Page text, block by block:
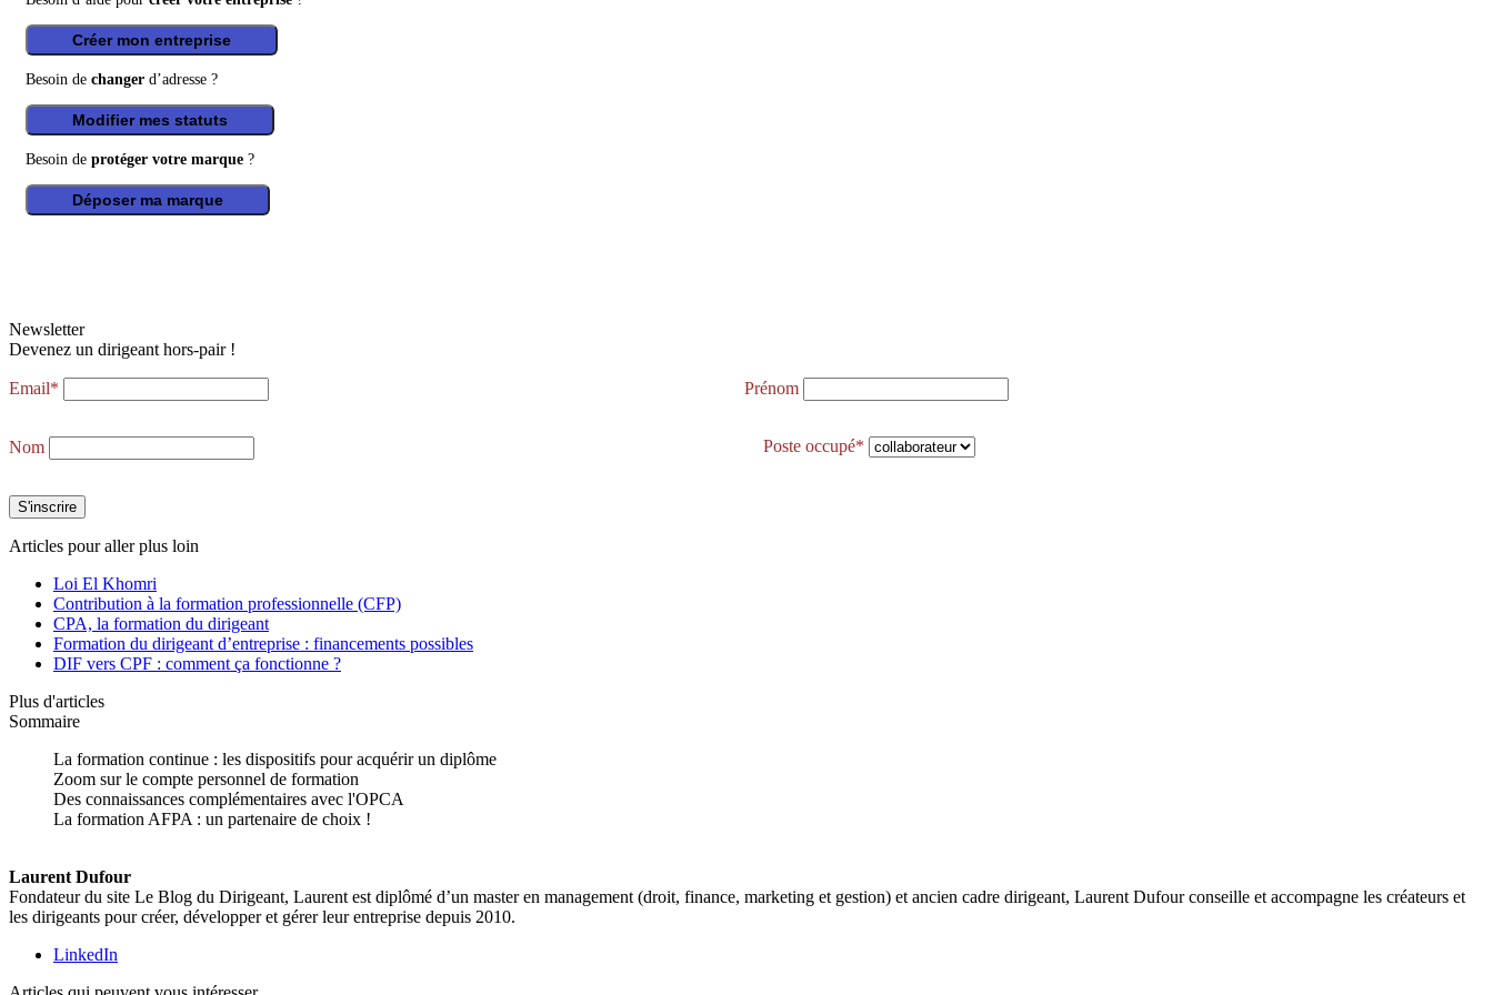
Créer mon entreprise
Besoin de changer d’adresse ?
Modifier mes statuts
Besoin de protéger votre marque ?
Déposer ma marque
Newsletter
Devenez un dirigeant hors-pair !
Email* Prénom
Nom Poste occupé*
Articles pour aller plus loin
Loi El Khomri
Contribution à la formation professionnelle (CFP)
CPA, la formation du dirigeant
Formation du dirigeant d’entreprise : financements possibles
DIF vers CPF : comment ça fonctionne ?
Plus d'articles
Sommaire
La formation continue : les dispositifs pour acquérir un diplôme
Zoom sur le compte personnel de formation
Des connaissances complémentaires avec l'OPCA
La formation AFPA : un partenaire de choix !
Laurent Dufour
Fondateur du site Le Blog du Dirigeant, Laurent est diplômé d’un master en management (droit, finance, marketing et gestion) et ancien cadre dirigeant, Laurent Dufour conseille et accompagne les créateurs et
les dirigeants pour créer, développer et gérer leur entreprise depuis 2010.
LinkedIn